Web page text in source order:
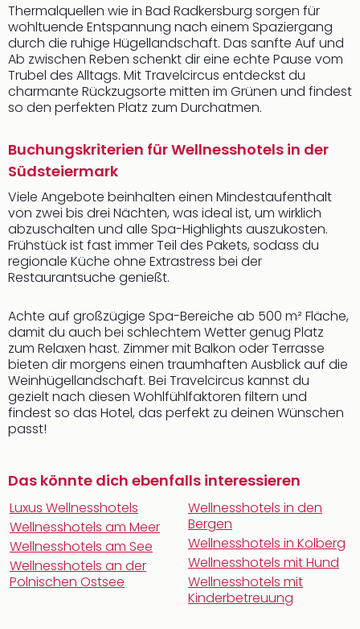
Thermalquellen wie in Bad Radkersburg sorgen für
wohltuende Entspannung nach einem Spaziergang
durch die ruhige Hügellandschaft. Das sanfte Auf und
Ab zwischen Reben schenkt dir eine echte Pause vom
Trubel des Alltags. Mit Travelcircus entdeckst du
charmante Rückzugsorte mitten im Grünen und findest
so den perfekten Platz zum Durchatmen.
Buchungskriterien für Wellnesshotels in der
Südsteiermark
Viele Angebote beinhalten einen Mindestaufenthalt
von zwei bis drei Nächten, was ideal ist, um wirklich
abzuschalten und alle Spa-Highlights auszukosten.
Frühstück ist fast immer Teil des Pakets, sodass du
regionale Küche ohne Extrastress bei der
Restaurantsuche genießt.
Achte auf großzügige Spa-Bereiche ab 500 m² Fläche,
damit du auch bei schlechtem Wetter genug Platz
zum Relaxen hast. Zimmer mit Balkon oder Terrasse
bieten dir morgens einen traumhaften Ausblick auf die
Weinhügellandschaft. Bei Travelcircus kannst du
gezielt nach diesen Wohlfühlfaktoren filtern und
findest so das Hotel, das perfekt zu deinen Wünschen
passt!
Das könnte dich ebenfalls interessieren
Luxus Wellnesshotels
Wellnesshotels am Meer
Wellnesshotels am See
Wellnesshotels an der
Polnischen Ostsee
Wellnesshotels in den
Bergen
Wellnesshotels in Kolberg
Wellnesshotels mit Hund
Wellnesshotels mit
Kinderbetreuung